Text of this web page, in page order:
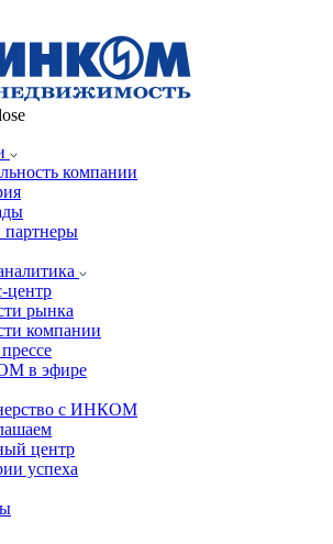
компании
центр
рынка
компании
в эфире
с ИНКОМ
центр
успеха